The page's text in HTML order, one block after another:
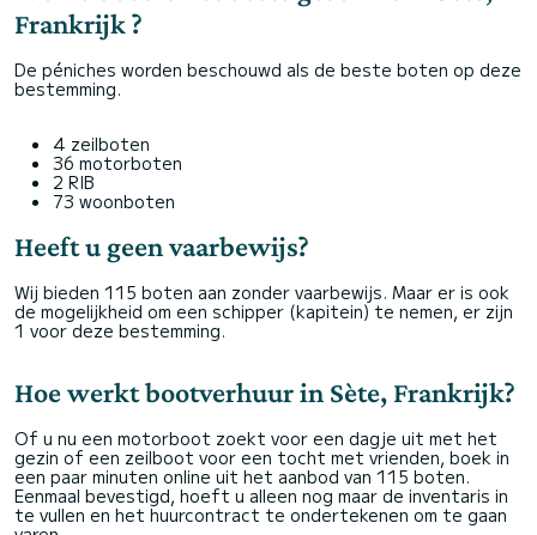
Frankrijk ?
De péniches worden beschouwd als de beste boten op deze
bestemming.
4 zeilboten
36 motorboten
2 RIB
73 woonboten
Heeft u geen vaarbewijs?
Wij bieden 115 boten aan zonder vaarbewijs. Maar er is ook
de mogelijkheid om een schipper (kapitein) te nemen, er zijn
1 voor deze bestemming.
Hoe werkt bootverhuur in Sète, Frankrijk?
Of u nu een motorboot zoekt voor een dagje uit met het
gezin of een zeilboot voor een tocht met vrienden, boek in
een paar minuten online uit het aanbod van 115 boten.
Eenmaal bevestigd, hoeft u alleen nog maar de inventaris in
te vullen en het huurcontract te ondertekenen om te gaan